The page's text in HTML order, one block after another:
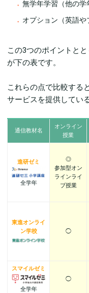
無学年学習（他の学
オプション（英語や
この3つのポイントと
が下の表です。
これらの点で比較する
サービスを提供してい
通信教材名
オンライン
授業
進研ゼミ
全学年
◎
参加型オン
ラインライ
ブ授業
東進オンライ
ン学校
◯
スマイルゼミ
全学年
◯